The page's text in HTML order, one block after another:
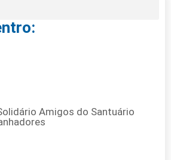
Amigos do Santuário